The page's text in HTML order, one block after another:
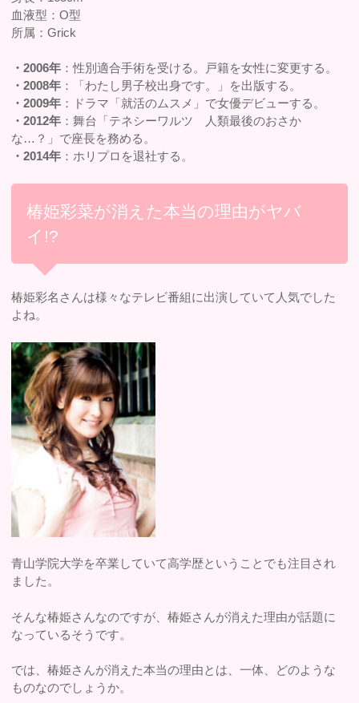
血液型：O型
所属：Grick
・2006年 ：性別適合手術を受ける。戸籍を女性に変更する。
・2008年 ：「わたし男子校出身です。」を出版する。
・2009年 ：ドラマ「就活のムスメ」で女優デビューする。
・2012年 ：舞台「テネシーワルツ 人類最後のおさか
な…？」で座長を務める。
・2014年 ：ホリプロを退社する。
椿姫彩菜が消えた本当の理由がヤバ
イ!?
椿姫彩名さんは様々なテレビ番組に出演していて人気でした
よね。
青山学院大学を卒業していて高学歴ということでも注目され
ました。
そんな椿姫さんなのですが、椿姫さんが消えた理由が話題に
なっているそうです。
では、椿姫さんが消えた本当の理由とは、一体、どのような
ものなのでしょうか。